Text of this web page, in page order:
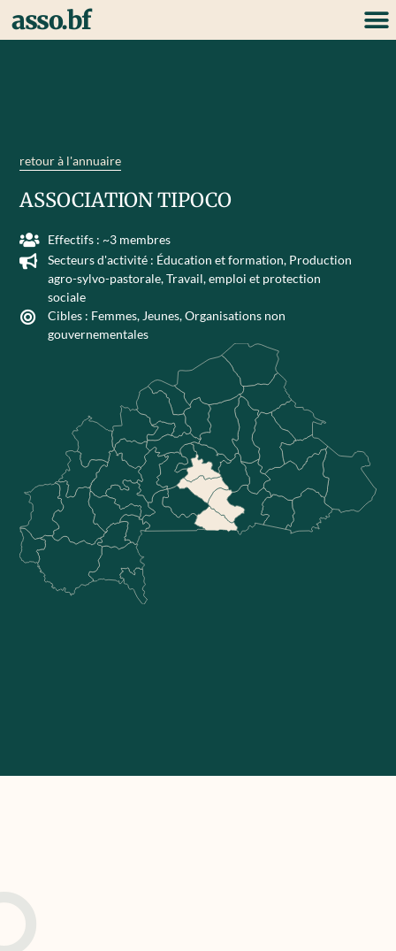
asso.bf
retour à l'annuaire
ASSOCIATION TIPOCO
Effectifs : ~3 membres
Secteurs d'activité : Éducation et formation, Production
agro-sylvo-pastorale,Travail, emploi et protection
sociale
Cibles : Femmes, Jeunes,Organisations non
gouvernementales